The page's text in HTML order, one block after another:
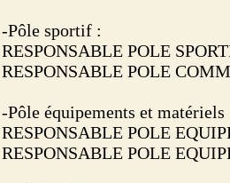
-Pôle sportif :
RESPONSABLE POLE
RESPONSABLE POLE
-Pôle équipements et matériels
RESPONSABLE POLE
RESPONSABLE POLE